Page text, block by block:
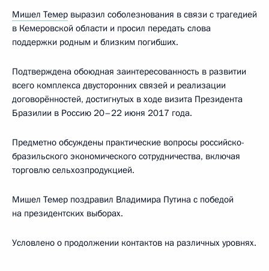
Мишел Темер выразил соболезнования в связи с трагедией
в Кемеровской области и просил передать слова
поддержки родным и близким погибших.
Подтверждена обоюдная заинтересованность в развитии
всего комплекса двусторонних связей и реализации
договорённостей, достигнутых в ходе визита Президента
Бразилии в Россию 20–22 июня 2017 года.
Предметно обсуждены практические вопросы российско-
бразильского экономического сотрудничества, включая
торговлю сельхозпродукцией.
Мишел Темер поздравил Владимира Путина с победой
на президентских выборах.
Условлено о продолжении контактов на различных уровнях.